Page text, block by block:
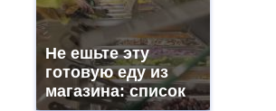
Не ешьте эту
готовую еду из
магазина: список